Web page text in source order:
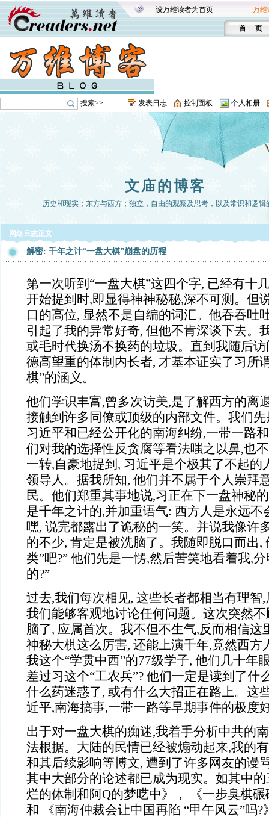
设万维读者为首页 万维
首 页
搜索>> 发表日志 控制面板 个人相册
文庙的博客
历史和现实；东方与西方；独立，自由的观察及思考，以及常识和逻辑
网络日志正文
解密: 千年之计“一盘大棋”崩盘的历程
第一次听到“一盘大棋”这四个字, 已经有十
开始提到时,即显得神神秘秘,深不可测。但
口的高位, 显然不是自编的词汇。他吞吞吐
引起了我的异常好奇, 但他不肯深谈下去。
或毛时代换汤不换药的垃圾。直到我随后
德高望重的体制内长者, 才基本证实了习所
棋”的涵义。
他们学识丰富,曾多次访美,是了解西方的离
接触到许多同僚或顶级的内部文件。我们
习近平和已经公开化的南海纠纷,一带一路
们对我的选择性反贪腐等看法嗤之以鼻,也
一转,自豪地提到, 习近平是个极其了不起的
领导人。据我所知, 他们并不属于个人崇拜
民。他们郑重其事地说,习正在下一盘神秘
是千年之计的,并加重语气: 西方人是永远不
嘿, 说完都露出了诡秘的一笑。并说我像许
的不少, 肯定是被洗脑了。我随即脱口而出,
类”吧?” 他们先是一愣,然后苦笑地看着我,
的?”
过去,我们每次相见, 这些长者都相当有理智
我们能够客观地讨论任何问题。这次突然
脑了, 应属首次。我不但不生气,反而相信这
神秘大棋这么厉害, 还能上演千年,竟然西方
我这个“学贯中西”的77级学子, 他们几十年
差过习这个“工农兵”? 他们一定是读到了什
什么药迷惑了, 或有什么大招正在路上。这
近平,南海搞事,一带一路等早期事件的极度
出于对一盘大棋的痴迷,我着手分析中共的
法根据。大陆的民情已经被煽动起来,我的
和其后续影响等博文, 遭到了许多网友的谩
其中大部分的论述都已成为现实。如其中
烂的体制和阿Q的梦呓中》， 《一步臭棋
和 《南海仲裁会让中国再陷 “甲午风云”吗?